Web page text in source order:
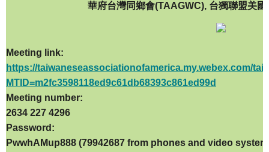
華府台灣同鄉會(TAAGWC), 台獨聯盟美國本
Meeting link:
https://taiwaneseassociationofamerica.my.webex.com/
MTID=m2fc3598118ed9c61db68393c861ed99d
Meeting number:
2634 227 4296
Password:
PwwhAMup888 (79942687 from phones and video